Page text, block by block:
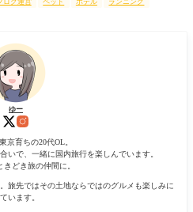
ゆー
京育ちの20代OL。
いで、一緒に国内旅行を楽しんでいます。
きどき旅の仲間に。
旅先ではその土地ならではのグルメも楽しみに
います。